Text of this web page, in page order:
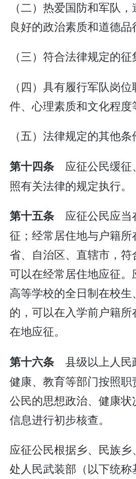
（二）热爱国防和军队
良好的政治素质和道德品
（三）符合法律规定的征
（四）具有履行军队岗
件、心理素质和文化程度
（五）法律规定的其他条
第十四条 应征公民缓征
照有关法律的规定执行。
第十五条 应征公民应当
征；经常居住地与户籍所
省、自治区、直辖市，符
可以在经常居住地应征。
高等学校的全日制在校生
的，可以在入学前户籍
在地应征。
第十六条 县级以上人民
健康、教育等部门按照
公民的思想政治、健康
信息进行初步核查。
应征公民根据乡、民族
处人民武装部（以下统称